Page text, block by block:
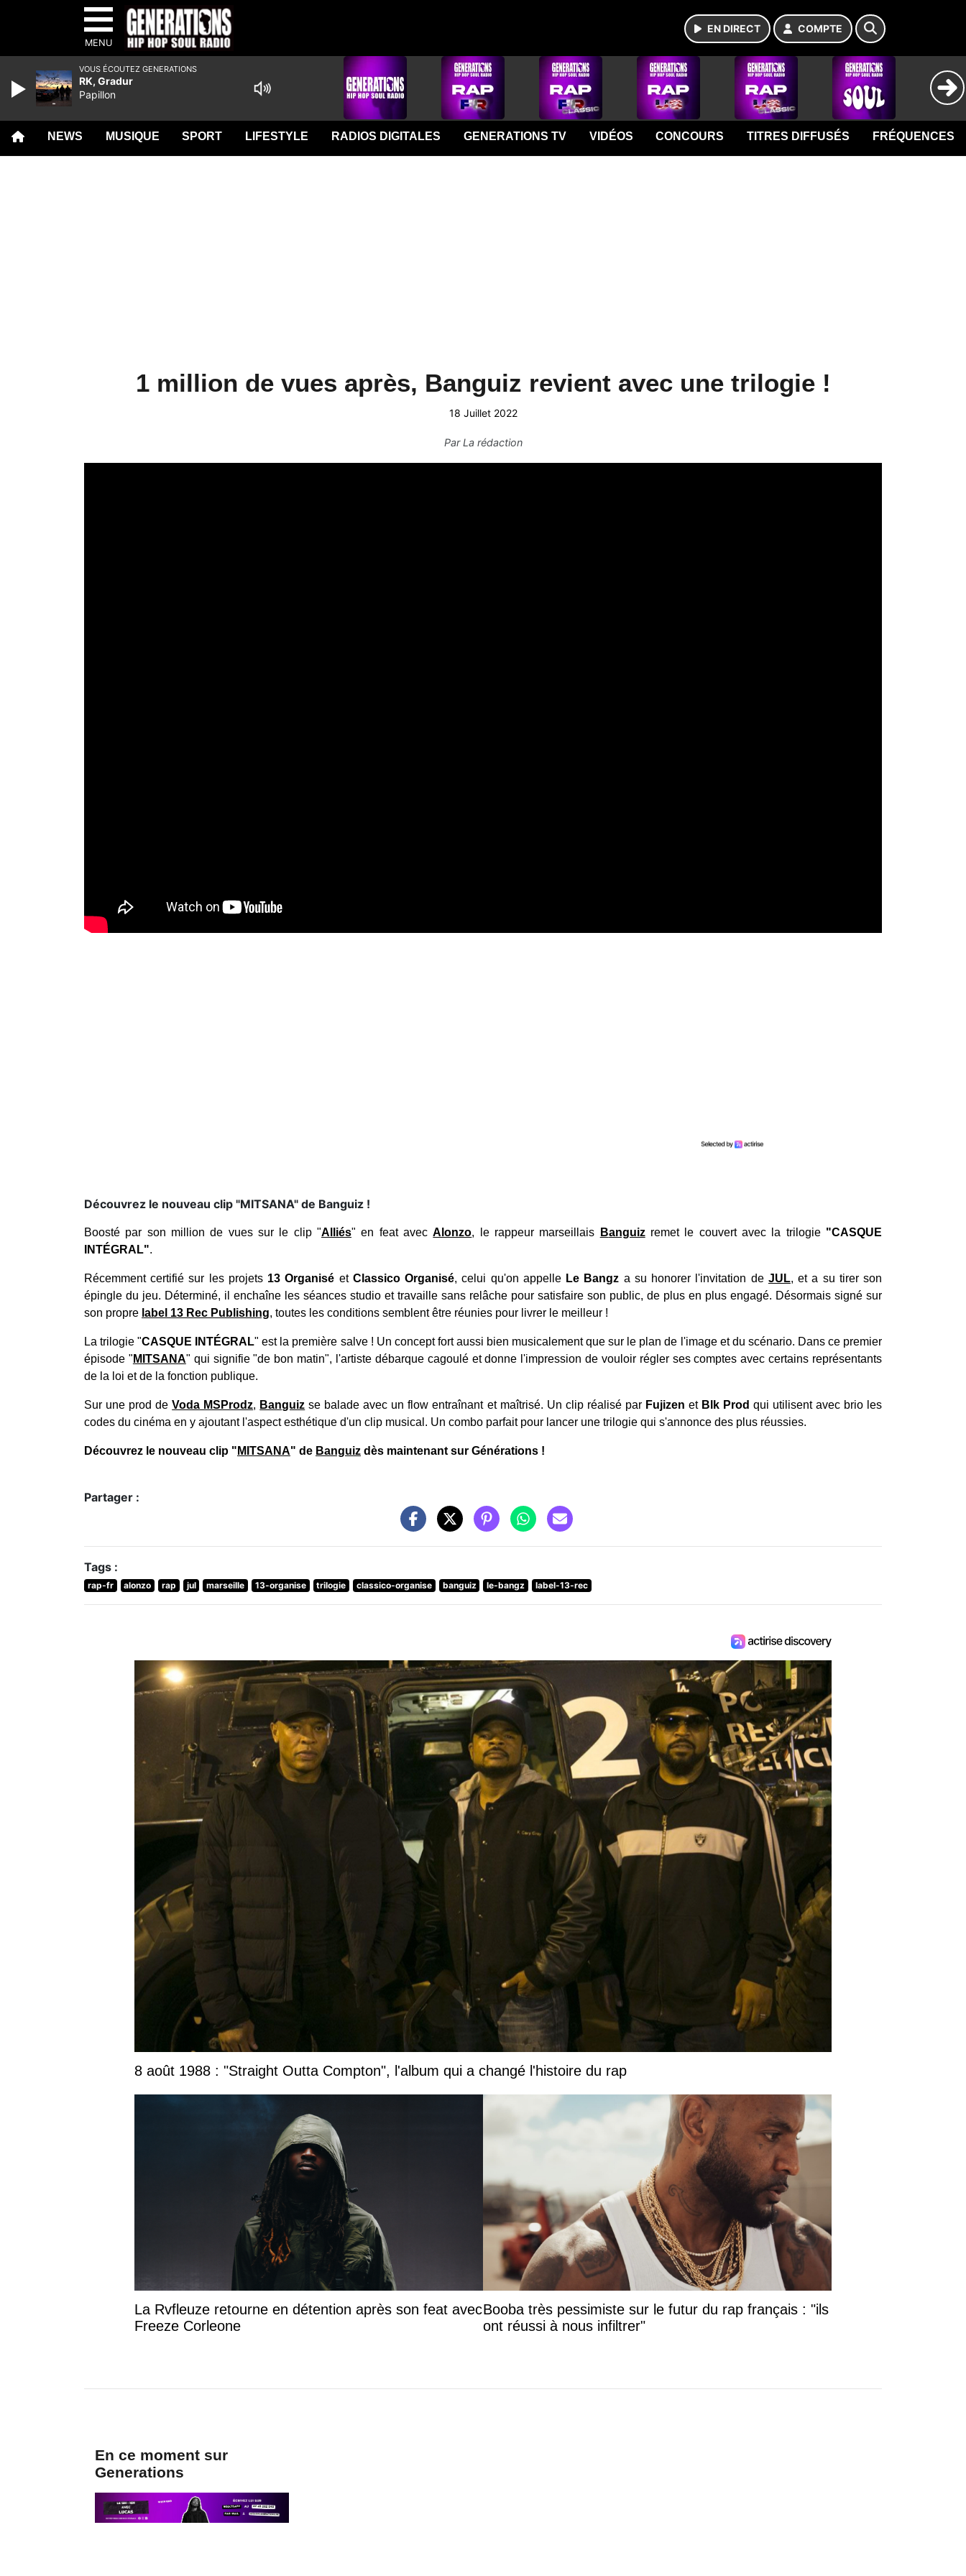
MENU
EN DIRECT COMPTE
NEWS MUSIQUE SPORT LIFESTYLE RADIOS DIGITALES GENERATIONS TV VIDÉOS CONCOURS TITRES DIFFUSÉS FRÉQUENCES
1 million de vues après, Banguiz revient avec une trilogie !
18 Juillet 2022
ParLa rédaction
Découvrez le nouveau clip "MITSANA" de Banguiz !
Boosté par son million de vues sur le clip "Alliés" en feat avecAlonzo, le rappeur marseillais Banguizremet le couvert avec la trilogie "CASQUE
INTÉGRAL".
Récemment certifié sur les projets 13 Organisé et Classico Organisé, celui qu'on appelle Le Bangz a su honorer l'invitation de JUL, et a su tirer son
épingle du jeu. Déterminé, il enchaîne les séances studio et travaille sans relâche pour satisfaire son public, de plus en plus engagé. Désormais signé sur
son propre label 13 Rec Publishing, toutes les conditions semblent être réunies pour livrer le meilleur !
La trilogie "CASQUE INTÉGRAL" est la première salve ! Un concept fort aussi bien musicalement que sur le plan de l'image et du scénario. Dans ce premier
épisode " MITSANA" qui signifie "de bon matin", l'artiste débarque cagoulé et donne l'impression de vouloir régler ses comptes avec certains représentants
de la loi et de la fonction publique.
Sur une prod deVoda MSProdz, Banguiz se balade avec un flow entraînant et maîtrisé. Un clip réalisé par Fujizen et Blk Prod qui utilisent avec brio les
codes du cinéma en y ajoutant l'aspect esthétique d'un clip musical. Un combo parfait pour lancer une trilogie qui s'annonce des plus réussies.
Découvrez le nouveau clip " MITSANA" de Banguiz dès maintenant sur Générations !
Partager :
Tags :
rap-fr alonzo rap jul marseille 13-organise trilogie classico-organise banguiz le-bangz label-13-rec
8 août 1988 : "Straight Outta Compton", l'album qui a changé l'histoire du rap
La Rvfleuze retourne en détention après son feat avec
Freeze Corleone
Booba très pessimiste sur le futur du rap français : "ils
ont réussi à nous infiltrer"
En ce moment sur
Generations
VOUS ÉCOUTEZ GENERATIONS
RK, Gradur
Papillon